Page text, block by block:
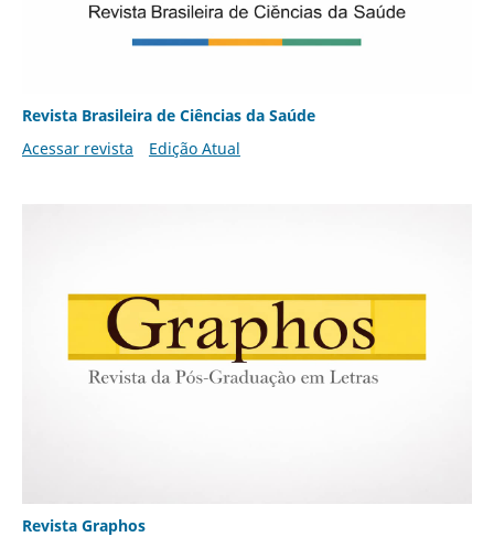
Revista Brasileira de Ciências da Saúde
Acessar revista
Edição Atual
Revista Graphos